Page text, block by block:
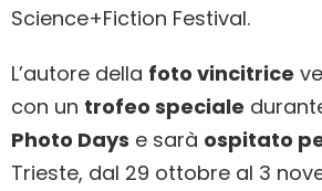
Science+Fiction Festival.
L’autore della foto vincitrice
con un trofeo speciale
Photo Days e sarà ospitato
Trieste, dal 29 ottobre al 3